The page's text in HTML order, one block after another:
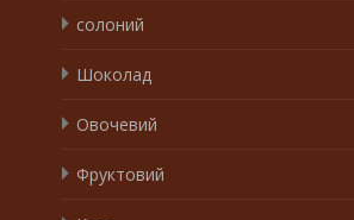
солоний
Шоколад
Овочевий
Фруктовий